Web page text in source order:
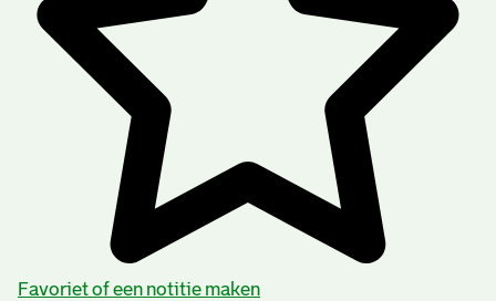
Favoriet of een notitie maken